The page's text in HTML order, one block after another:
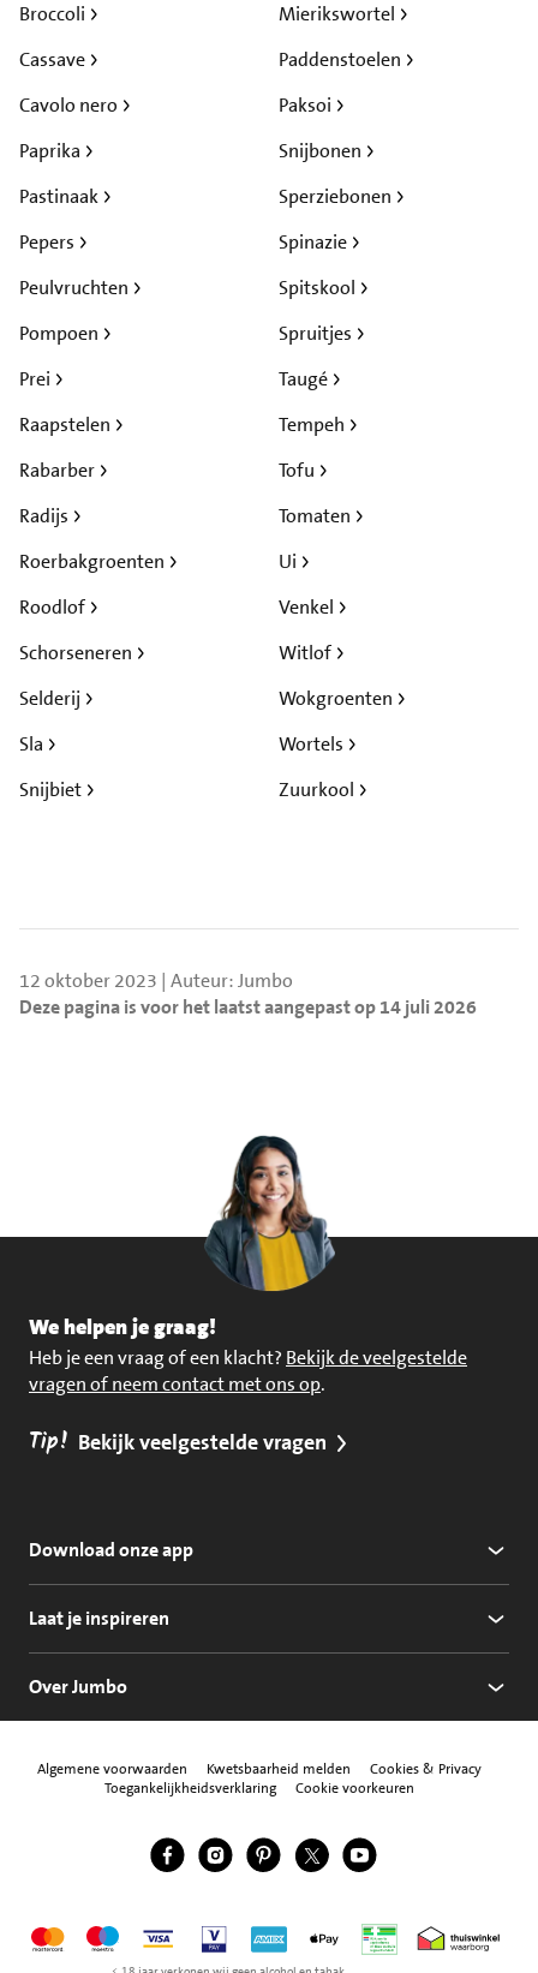
Broccoli
Cassave
Cavolo nero
Mierikswortel
Paddenstoelen
Paksoi
Paprika
Pastinaak
Pepers
Peulvruchten
Pompoen
Prei
Raapstelen
Rabarber
Radijs
Roerbakgroenten
Roodlof
Schorseneren
Selderij
Sla
Snijbiet
Snijbonen
Sperziebonen
Spinazie
Spitskool
Spruitjes
Taugé
Tempeh
Tofu
Tomaten
Ui
Venkel
Witlof
Wokgroenten
Wortels
Zuurkool
12 oktober 2023 | Auteur: Jumbo
Deze pagina is voor het laatst aangepast op 14 juli 2026
We helpen je graag!
Heb je een vraag of een klacht? Bekijk de veelgestelde
vragen of neem contact met ons op.
Tip! Bekijk veelgestelde vragen
Download onze app
Laat je inspireren
Over Jumbo
Algemene voorwaarden Kwetsbaarheid melden
Cookies & Privacy
Toegankelijkheidsverklaring
Cookie voorkeuren
Volg ons
Jumbo Facebook
Jumbo Instagram
Jumbo Pinterest
Jumbo Twitter
Jumbo YouTube
MastercardMaestroVisa Vpay American Express
Apple Pay Thuiswinkel